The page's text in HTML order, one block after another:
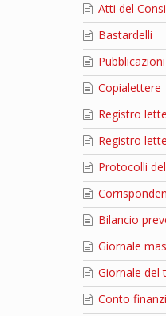
Atti del
Bastardelli
Pubblicazioni
Copialettere
Registro
Registro
Protocolli
Bilancio
Giornale
Giornale del
Conto